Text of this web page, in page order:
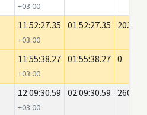
+03:00
11:52:27.35
+03:00
01:52:27.35 20350
11:55:38.27
+03:00
01:55:38.27 0
12:09:30.59
+03:00
02:09:30.59 2600